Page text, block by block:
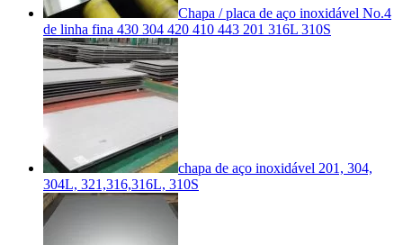
Chapa / placa de aço inoxidável No.4
de linha fina 430 304 420 410 443 201 316L 310S
chapa de aço inoxidável 201, 304,
304L, 321,316,316L, 310S